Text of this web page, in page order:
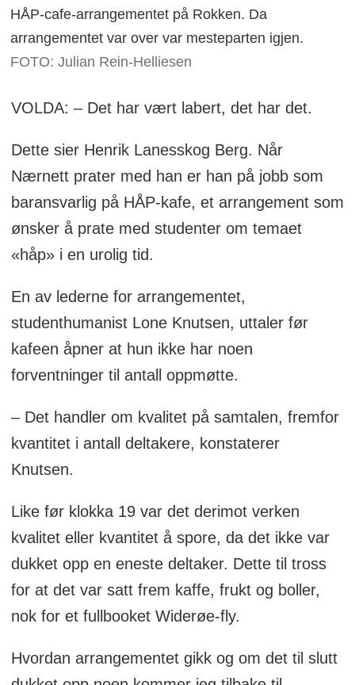
HÅP-cafe-arrangementet på Rokken. Da
arrangementet var over var mesteparten igjen.
FOTO: Julian Rein-Helliesen
VOLDA: – Det har vært labert, det har det.
Dette sier Henrik Lanesskog Berg. Når
Nærnett prater med han er han på jobb som
baransvarlig på HÅP-kafe, et arrangement som
ønsker å prate med studenter om temaet
«håp» i en urolig tid.
En av lederne for arrangementet,
studenthumanist Lone Knutsen, uttaler før
kafeen åpner at hun ikke har noen
forventninger til antall oppmøtte.
– Det handler om kvalitet på samtalen, fremfor
kvantitet i antall deltakere, konstaterer
Knutsen.
Like før klokka 19 var det derimot verken
kvalitet eller kvantitet å spore, da det ikke var
dukket opp en eneste deltaker. Dette til tross
for at det var satt frem kaffe, frukt og boller,
nok for et fullbooket Widerøe-fly.
Hvordan arrangementet gikk og om det til slutt